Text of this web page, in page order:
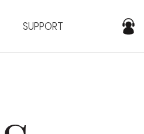
SUPPORT